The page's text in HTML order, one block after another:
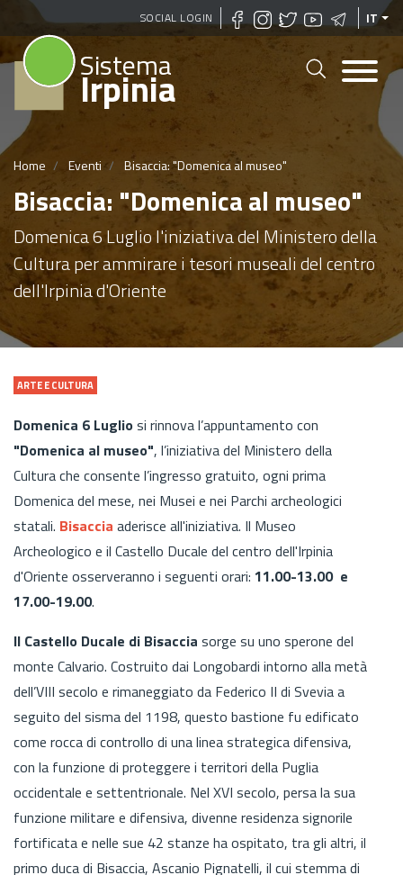
Salta
al
SOCIAL LOGIN IT
Sistema
Irpinia
Home Eventi Bisaccia: "Domenica al museo"
Bisaccia: "Domenica al museo"
Domenica 6 Luglio l'iniziativa del Ministero della
Cultura per ammirare i tesori museali del centro
dell'Irpinia d'Oriente
ARTE E CULTURA
Domenica 6 Lugliosi rinnova l’appuntamento con
"Domenica al museo", l’iniziativa del Ministero della
Cultura che consente l’ingresso gratuito, ogni prima
Domenica del mese, nei Musei e nei Parchi archeologici
statali. Bisaccia aderisce all'iniziativa. Il Museo
Archeologico e il Castello Ducale del centro dell'Irpinia
d'Oriente osserveranno i seguenti orari: 11.00-13.00 e
17.00-19.00.
Il Castello Ducale di Bisaccia sorge su uno sperone del
monte Calvario. Costruito dai Longobardi intorno alla metà
dell’VIII secolo e rimaneggiato da Federico II di Svevia a
seguito del sisma del 1198, questo bastione fu edificato
come rocca di controllo di una linea strategica difensiva,
con la funzione di proteggere i territori della Puglia
occidentale e settentrionale. Nel XVI secolo, persa la sua
funzione militare e difensiva, divenne residenza signorile
fortificata e nelle sue 42 stanze ha ospitato, tra gli altri, il
primo duca di Bisaccia, Ascanio Pignatelli, il cui stemma di